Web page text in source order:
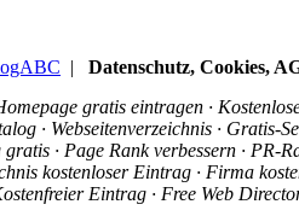
| Datenschutz, Cookies,
gratis eintragen ·
· Webseitenverzeichnis ·
· Page Rank verbessern · PR-
kostenloser Eintrag · Firma
Eintrag · Free Web